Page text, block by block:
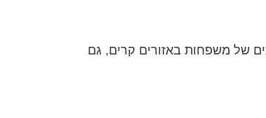
של משפחות באזורים קרים, גם